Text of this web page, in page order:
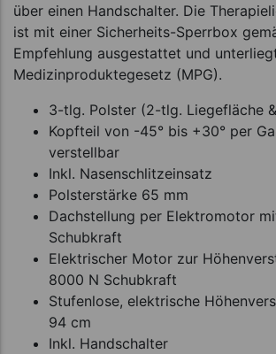
über einen Handschalter. Die
ist mit einer Sicherheits-Sperrbox
Empfehlung ausgestattet und
Medizinproduktegesetz (MPG).
3-tlg. Polster (2-tlg. Liegefläche
Kopfteil von -45° bis +30° per
verstellbar
Inkl. Nasenschlitzeinsatz
Polsterstärke 65 mm
Dachstellung per Elektromotor
Schubkraft
Elektrischer Motor zur
8000 N Schubkraft
Stufenlose, elektrische
94 cm
Inkl. Handschalter